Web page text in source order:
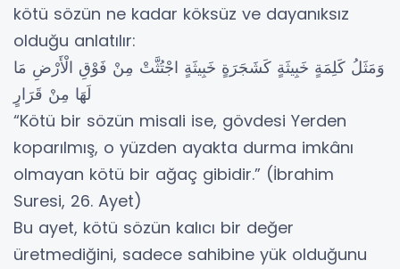
kötü sözün ne kadar köksüz ve dayanıksız
olduğu anlatılır:
وَمَثَلُ كَلِمَةٍ خَبِيثَةٍ كَشَجَرَةٍ خَبِيثَةٍ اجْتُثَّتْ مِنْ فَوْقِ الْأَرْضِ مَا
لَهَا مِنْ قَرَارٍ
“Kötü bir sözün misali ise, gövdesi Yerden
koparılmış, o yüzden ayakta durma imkânı
olmayan kötü bir ağaç gibidir.” (İbrahim
Suresi, 26. Ayet)
Bu ayet, kötü sözün kalıcı bir değer
üretmediğini, sadece sahibine yük olduğunu